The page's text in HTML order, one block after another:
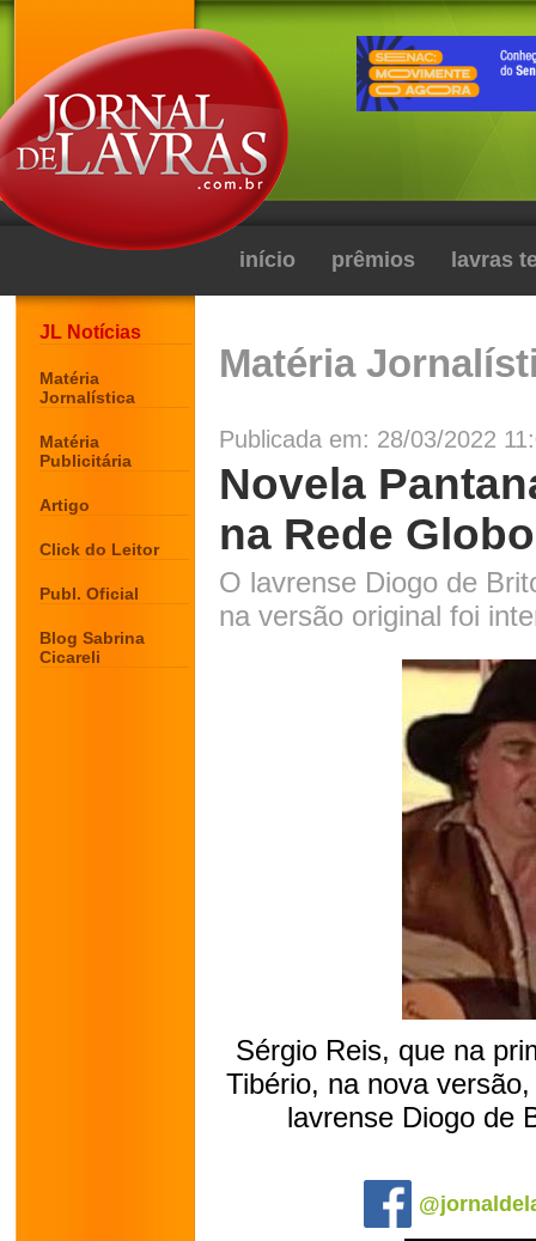
início prêmios lavras
JL Notícias
Matéria
Jornalística
Matéria
Publicitária
Artigo
Click do Leitor
Publ. Oficial
Blog Sabrina
Cicareli
Matéria
Publicada em: 28/03/2022
Novela
na Rede
O lavrense Diogo de
na versão original foi
Sérgio Reis, que na
Tibério, na nova
lavrense Diogo de